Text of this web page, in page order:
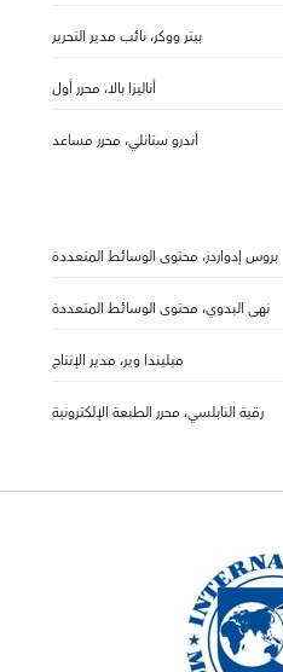
بيتر ووكر، نائب مدير التحرير
أناليزا بالا، محرر أول
أندرو ستانلي، محرر مساعد
بروس إدواردز، محتوى الوسائط المتعددة
نهى البدوي، محتوى الوسائط المتعددة
ميليندا وير، مدير الإنتاج
رقية النابلسي، محرر الطبعة الإلكترونية